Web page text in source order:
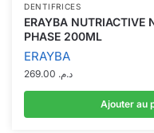
DENTIFRICES
ERAYBA NUTRIACTIVE
PHASE 200ML
ERAYBA
د.م.
Ajouter au